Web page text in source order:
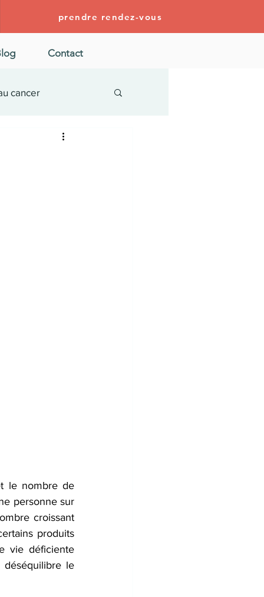
prendre rendez-vous
Contact
cancer
le nombre de
personne sur
croissant
produits
vie déficiente
déséquilibre le